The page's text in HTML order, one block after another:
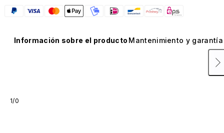
Información sobre el producto Mantenimiento y garantía
1/0